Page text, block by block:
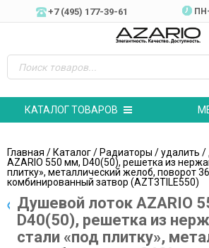
+7 (495) 177-39-61
КАТАЛОГ ТОВАРОВ
Главная /Каталог/Радиаторы /удалить /
AZARIO 550 мм, D40(50), решетка из
плитку», металлический желоб, поворот
комбинированный затвор (AZT3TILE550)
Душевой лоток AZARIO
D40(50), решетка из
стали «под плитку»,